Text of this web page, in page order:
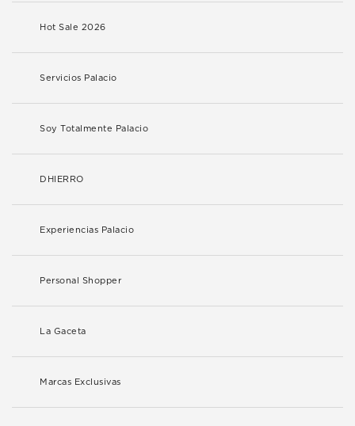
Hot Sale 2026
Servicios Palacio
Soy Totalmente Palacio
DHIERRO
Experiencias Palacio
Personal Shopper
La Gaceta
Marcas Exclusivas